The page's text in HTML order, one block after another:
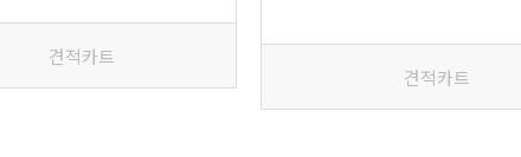
견적카트
견적카트